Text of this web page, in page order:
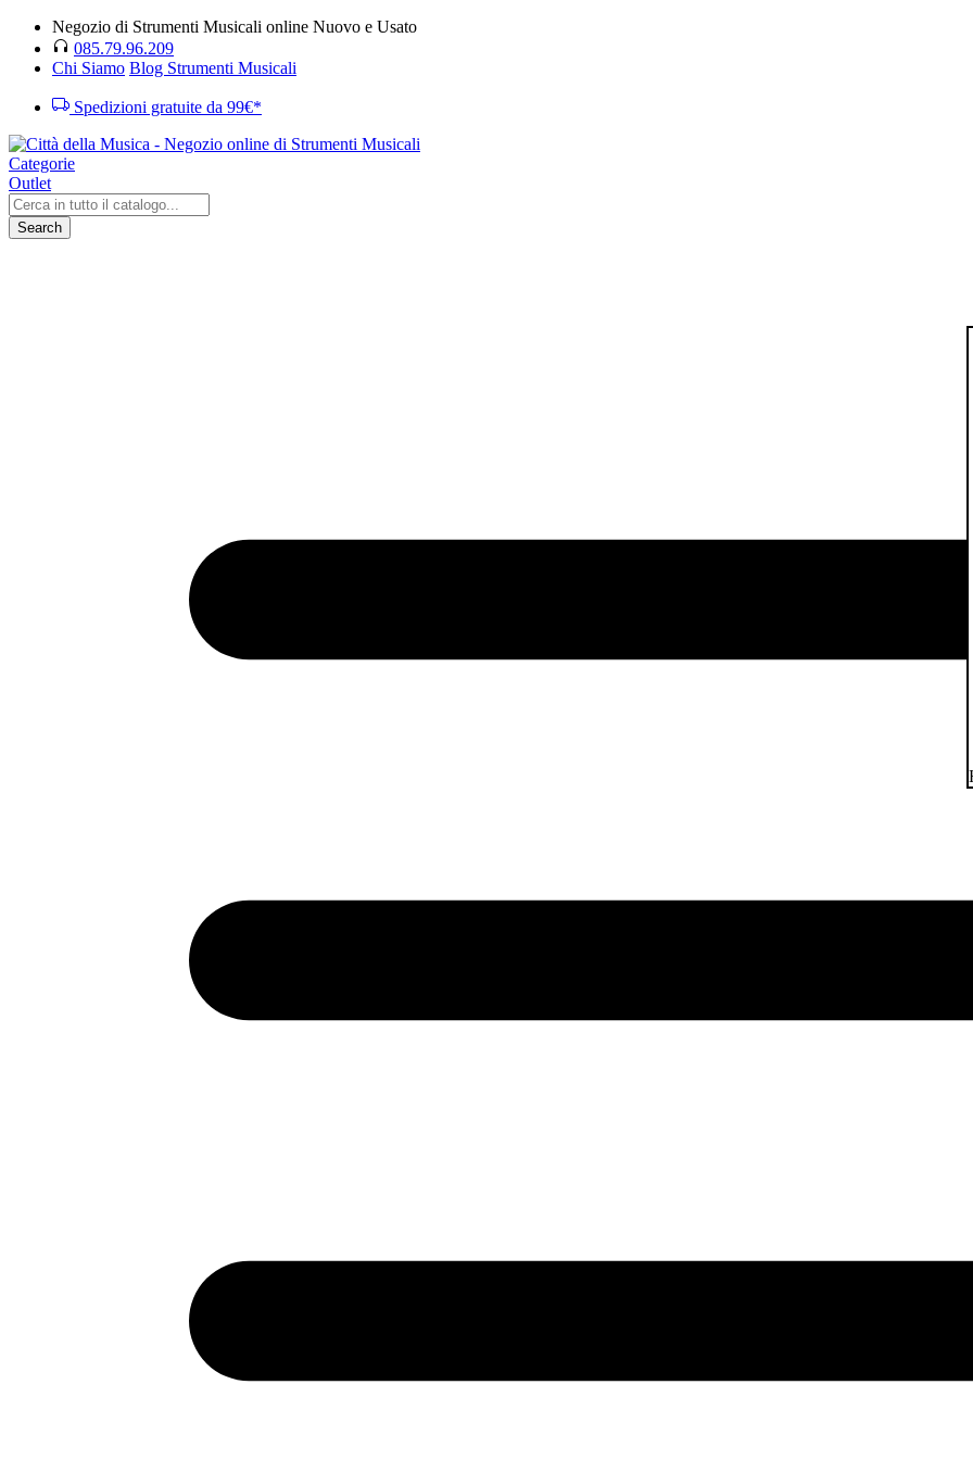
Negozio di Strumenti Musicali online Nuovo e Usato
085.79.96.209
Chi Siamo Blog Strumenti Musicali
Spedizioni gratuite da 99€*
Categorie
Outlet
Search